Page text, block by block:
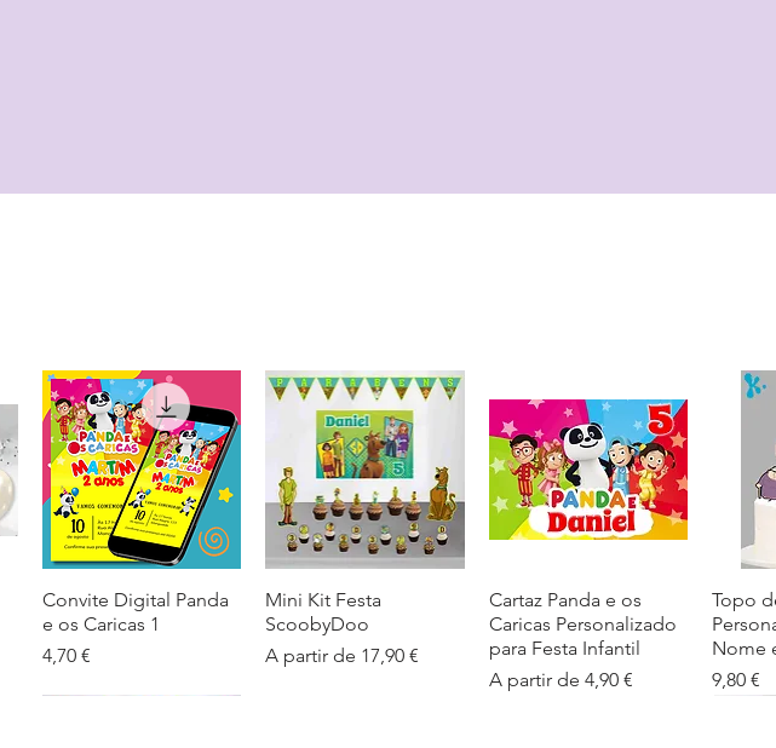
Visualização rápida
Convite Digital Panda
e os Caricas 1
Preço
4,70 €
Visualização rápida
Mini Kit Festa
ScoobyDoo
A partir de 17,90 €
Preço promocional
Visualização rápida
Cartaz Panda e os
Caricas Personalizado
para Festa Infantil
A partir de 4,90 €
Preço promocional
Topo
Nome
Preço
9,80 €